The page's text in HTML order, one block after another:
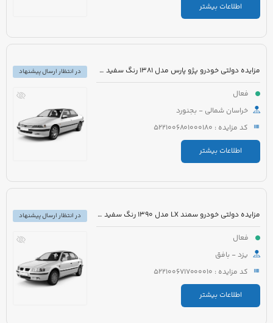
اطلاعات بیشتر
مزایده دولتی خودرو پژو پارس مدل 1381 رنگ سفید متالیک
فعال
خراسان شمالی - بجنورد
کد مزایده : 5221006801000180
اطلاعات بیشتر
در انتظار ارسال پیشنهاد
مزایده دولتی خودرو سمند LX مدل 1390 رنگ سفید روغنی
فعال
یزد - بافق
کد مزایده : 5221006717000010
اطلاعات بیشتر
در انتظار ارسال پیشنهاد